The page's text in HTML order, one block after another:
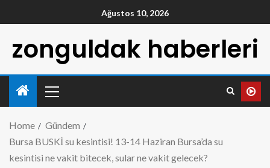
Ağustos 10, 2026
zonguldak haberleri
Home
Gündem
Bursa BUSKİ su kesintisi! 13-14 Haziran Bursa’da su
kesintisi ne vakit bitecek, sular ne vakit gelecek?